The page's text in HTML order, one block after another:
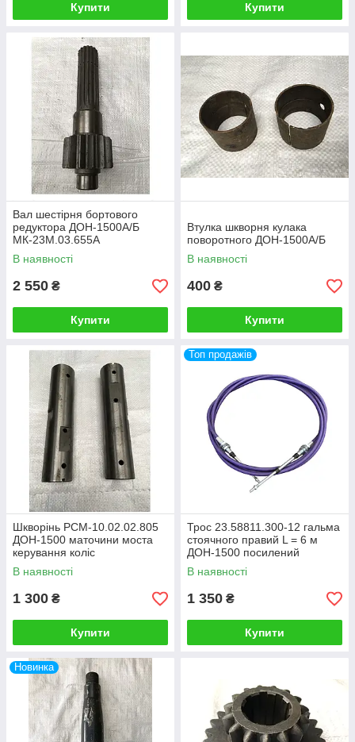
Купити Купити
Вал шестірня бортового
редуктора ДОН-1500А/Б
МК-23М.03.655А
В наявності
2 550 ₴
Купити
Втулка шкворня кулака
поворотного ДОН-1500А/Б
В наявності
400 ₴
Купити
Шкворінь РСМ-10.02.02.805
ДОН-1500 маточини моста
керування коліс
В наявності
1 300 ₴
Купити
Топ продажів
Трос 23.58811.300-12 гальма
стоячного правий L = 6 м
ДОН-1500 посилений
В наявності
1 350 ₴
Купити
Новинка